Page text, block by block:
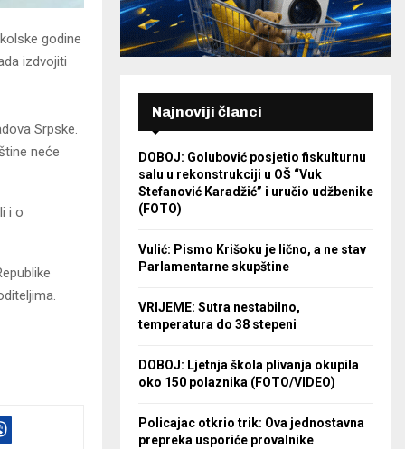
godine
izdvojiti
Srpske.
neće
i o
Najnoviji članci
DOBOJ: Golubović posjetio fiskulturnu
salu u rekonstrukciji u OŠ “Vuk
Stefanović Karadžić” i uručio udžbenike
(FOTO)
Vulić: Pismo Krišoku je lično, a ne stav
Parlamentarne skupštine
VRIJEME: Sutra nestabilno,
temperatura do 38 stepeni
DOBOJ: Ljetnja škola plivanja okupila
oko 150 polaznika (FOTO/VIDEO)
Policajac otkrio trik: Ova jednostavna
prepreka usporiće provalnike